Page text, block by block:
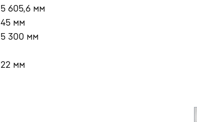
5 605,6 мм
45 мм
5 300 мм
22 мм